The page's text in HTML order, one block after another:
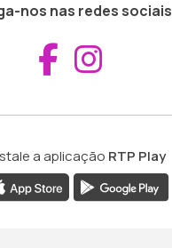
nos nas redes sociais
a aplicação RTP Play